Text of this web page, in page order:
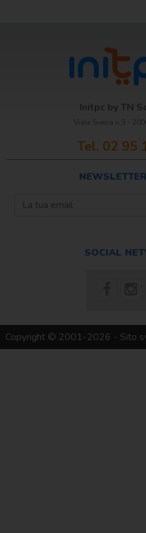
Initpc by TN
Viale Svezia n.3 -
Tel. 02 95
SOCIAL
Copyright © 2001-2026 - Sito